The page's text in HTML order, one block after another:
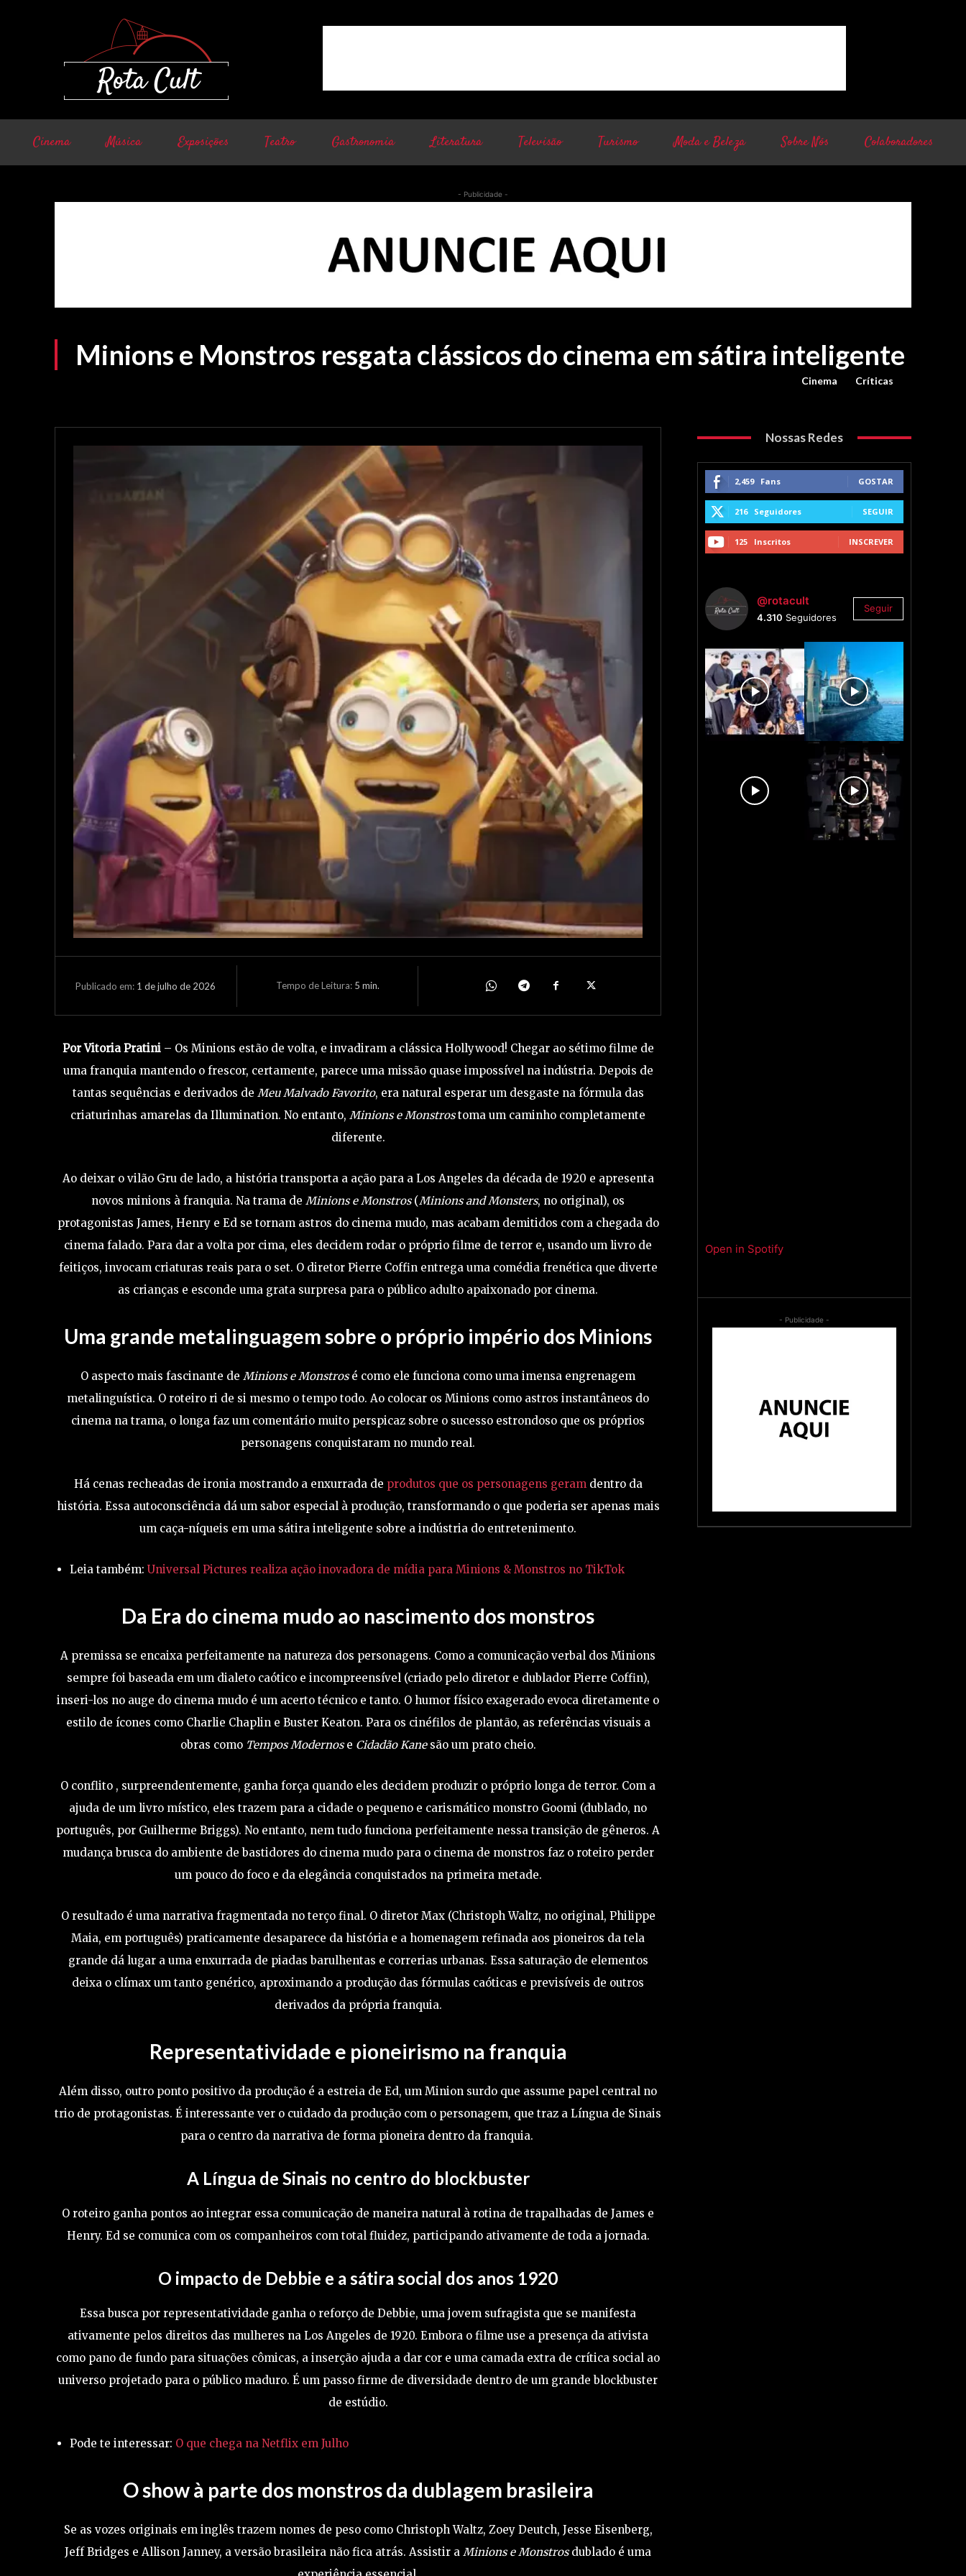
Cinema Música Exposições Teatro Gastronomia Literatura Televisão Turismo Moda e Beleza Sobre Nós Colaboradores
- Publicidade -
Minions e Monstros resgata clássicos do cinema em sátira inteligente
Cinema Críticas
Publicado em: 1 de julho de 2026 Tempo de Leitura: 5 min.
Por Vitoria Pratini – Os Minions estão de volta, e invadiram a clássica Hollywood! Chegar ao sétimo filme de
uma franquia mantendo o frescor, certamente, parece uma missão quase impossível na indústria. Depois de
tantas sequências e derivados de Meu Malvado Favorito, era natural esperar um desgaste na fórmula das
criaturinhas amarelas da Illumination. No entanto,Minions e Monstrostoma um caminho completamente
diferente.
Ao deixar o vilão Gru de lado, a história transporta a ação para a Los Angeles da década de 1920 e apresenta
novos minions à franquia. Na trama deMinions e Monstros(Minions and Monsters, no original), os
protagonistas James, Henry e Ed se tornam astros do cinema mudo, mas acabam demitidos com a chegada do
cinema falado. Para dar a volta por cima, eles decidem rodar o próprio filme de terror e, usando um livro de
feitiços, invocam criaturas reais para o set. O diretor Pierre Coffin entrega uma comédia frenética que diverte
as crianças e esconde uma grata surpresa para o público adulto apaixonado por cinema.
Uma grande metalinguagem sobre o próprio império dos Minions
O aspecto mais fascinante deMinions e Monstrosé como ele funciona como uma imensa engrenagem
metalinguística. O roteiro ri de si mesmo o tempo todo. Ao colocar os Minions como astros instantâneos do
cinema na trama, o longa faz um comentário muito perspicaz sobre o sucesso estrondoso que os próprios
personagens conquistaram no mundo real.
Há cenas recheadas de ironia mostrando a enxurrada de produtos que os personagens geramdentro da
história. Essa autoconsciência dá um sabor especial à produção, transformando o que poderia ser apenas mais
um caça-níqueis em uma sátira inteligente sobre a indústria do entretenimento.
Leia também: Universal Pictures realiza ação inovadora de mídia para Minions & Monstros no TikTok
Da Era do cinema mudo ao nascimento dos monstros
A premissa se encaixa perfeitamente na natureza dos personagens. Como a comunicação verbal dos Minions
sempre foi baseada em um dialeto caótico e incompreensível (criado pelo diretor e dublador Pierre Coffin),
inseri-los no auge do cinema mudo é um acerto técnico e tanto. O humor físico exagerado evoca diretamente o
estilo de ícones como Charlie Chaplin e Buster Keaton. Para os cinéfilos de plantão, as referências visuais a
obras como Tempos Modernose Cidadão Kanesão um prato cheio.
O conflito , surpreendentemente, ganha força quando eles decidem produzir o próprio longa de terror. Com a
ajuda de um livro místico, eles trazem para a cidade o pequeno e carismático monstro Goomi (dublado, no
português, por Guilherme Briggs). No entanto, nem tudo funciona perfeitamente nessa transição de gêneros. A
mudança brusca do ambiente de bastidores do cinema mudo para o cinema de monstros faz o roteiro perder
um pouco do foco e da elegância conquistados na primeira metade.
O resultado é uma narrativa fragmentada no terço final. O diretor Max (Christoph Waltz, no original, Philippe
Maia, em português) praticamente desaparece da história e a homenagem refinada aos pioneiros da tela
grande dá lugar a uma enxurrada de piadas barulhentas e correrias urbanas. Essa saturação de elementos
deixa o clímax um tanto genérico, aproximando a produção das fórmulas caóticas e previsíveis de outros
derivados da própria franquia.
Representatividade e pioneirismo na franquia
Além disso, outro ponto positivo da produção é a estreia de Ed, um Minion surdo que assume papel central no
trio de protagonistas. É interessante ver o cuidado da produção com o personagem, que traz a Língua de Sinais
para o centro da narrativa de forma pioneira dentro da franquia.
A Língua de Sinais no centro do blockbuster
O roteiro ganha pontos ao integrar essa comunicação de maneira natural à rotina de trapalhadas de James e
Henry. Ed se comunica com os companheiros com total fluidez, participando ativamente de toda a jornada.
O impacto de Debbie e a sátira social dos anos 1920
Essa busca por representatividade ganha o reforço de Debbie, uma jovem sufragista que se manifesta
ativamente pelos direitos das mulheres na Los Angeles de 1920. Embora o filme use a presença da ativista
como pano de fundo para situações cômicas, a inserção ajuda a dar cor e uma camada extra de crítica social ao
universo projetado para o público maduro. É um passo firme de diversidade dentro de um grande blockbuster
de estúdio.
Pode te interessar: O que chega na Netflix em Julho
O show à parte dos monstros da dublagem brasileira
Se as vozes originais em inglês trazem nomes de peso como Christoph Waltz, Zoey Deutch, Jesse Eisenberg,
Jeff Bridges e Allison Janney, a versão brasileira não fica atrás. Assistir aMinions e Monstrosdublado é uma
Nossas Redes
2,459 Fans GOSTAR
216 Seguidores SEGUIR
125 Inscritos INSCREVER
@rotacult
4.310 Seguidores
Seguir
Open in Spotify
- Publicidade -